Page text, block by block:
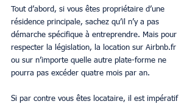
Tout d’abord, si vous êtes propriétaire d’une
résidence principale, sachez qu’il n’y a pas
démarche spécifique à entreprendre. Mais pour
respecter la législation, la location sur Airbnb.fr
ou sur n’importe quelle autre plate-forme ne
pourra pas excéder quatre mois par an.
Si par contre vous êtes locataire, il est impératif